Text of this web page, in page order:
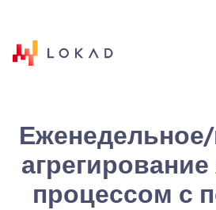
процессом с